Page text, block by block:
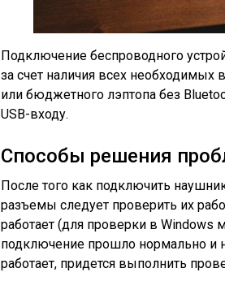
Подключение беспроводного
за счет наличия всех
или бюджетного лэптопа без
USB-входу.
Способы решения
После того как подключить
разъемы следует проверить их
работает (для проверки в Windows
подключение прошло нормально и
работает, придется выполнить